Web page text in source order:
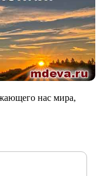
нас мира,